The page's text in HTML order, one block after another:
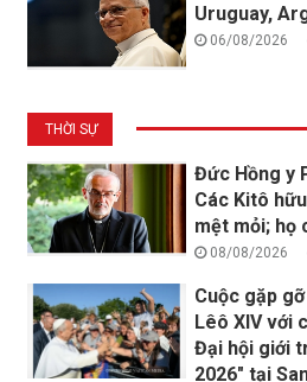
Uruguay,
06/08/2026
THỜI SỰ
Đức Hồng y
Các Kitô
mệt mỏi; họ
08/08/2026
Cuộc gặp
Lêô XIV với
Đại hội giới
2026" tại